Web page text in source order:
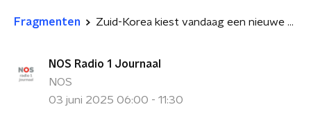
Fragmenten Zuid-Korea kiest vandaag een nieuwe president als opvolger van afgezette Yoon
NOS Radio 1 Journaal
NOS
03 juni 2025 06:00 - 11:30